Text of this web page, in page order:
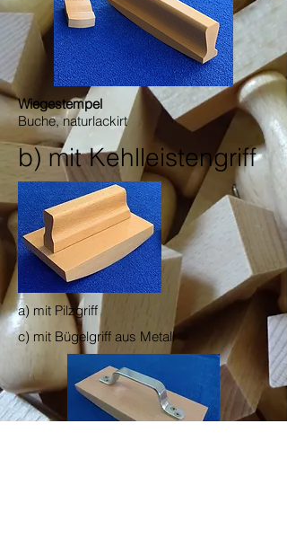
Wiegestempel
Buche, naturlackirt
a) mit Pilzgriff
c) mit Bügelgriff aus Metall
b) mit Kehlleistengriff